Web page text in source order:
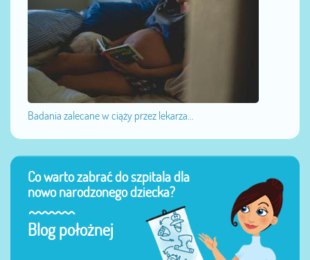
Badania zalecane w ciąży przez lekarza...
Co warto zabrać do szpitala dla
nowo narodzonego dziecka?
Blog położnej